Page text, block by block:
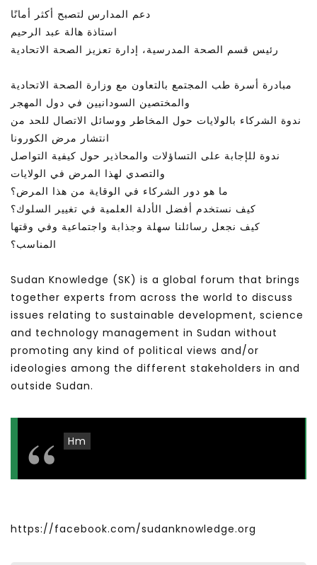
APRIL 9, 2023
دعم المدارس لتصبح أكثر أمانًا
استاذة هالة عبد الرحيم
رئيس قسم الصحة المدرسية، إدارة تعزيز الصحة الاتحادية
مبادرة أسرة طب المجتمع بالتعاون مع وزارة الصحة الاتحادية
والمختصين السودانيين في دول المهجر
ندوة الشركاء بالولايات حول المخاطر ووسائل الاتصال للحد من
انتشار مرض الكورونا
ندوة للإجابة على التساؤلات والمحاذير حول كيفية التواصل
والتصدي لهذا المرض في الولايات
ما هو دور الشركاء في الوقاية من هذا المرض؟
كيف نستخدم أفضل الأدلة العلمية في تغيير السلوك؟
كيف نجعل رسائلنا سهلة وجذابة واجتماعية وفي وقتها
المناسب؟
Sudan Knowledge (SK) is a global forum that brings
together experts from across the world to discuss
issues relating to sustainable development, science
and technology management in Sudan without
promoting any kind of political views and/or
ideologies among the different stakeholders in and
outside Sudan.
Hm
https://facebook.com/sudanknowledge.org